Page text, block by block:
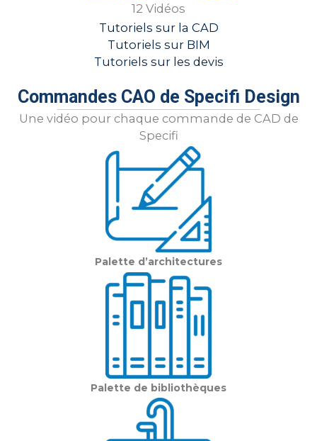
12 Vidéos
Tutoriels sur la CAD
Tutoriels sur BIM
Tutoriels sur les devis
Commandes CAO de Specifi Design
Une vidéo pour chaque commande de CAD de
Specifi
Palette d’architectures
Palette de bibliothèques